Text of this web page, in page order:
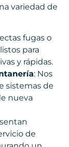
variedad de
fugas o
para
y rápidas.
: Nos
sistemas de
nueva
de